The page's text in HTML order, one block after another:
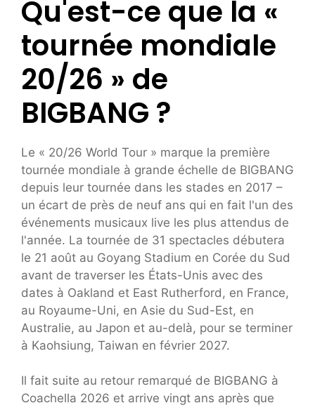
Qu'est-ce que la «
tournée mondiale
20/26 » de
BIGBANG ?
Le « 20/26 World Tour » marque la première
tournée mondiale à grande échelle de BIGBANG
depuis leur tournée dans les stades en 2017 –
un écart de près de neuf ans qui en fait l'un des
événements musicaux live les plus attendus de
l'année. La tournée de 31 spectacles débutera
le 21 août au Goyang Stadium en Corée du Sud
avant de traverser les États-Unis avec des
dates à Oakland et East Rutherford, en France,
au Royaume-Uni, en Asie du Sud-Est, en
Australie, au Japon et au-delà, pour se terminer
à Kaohsiung, Taiwan en février 2027.
Il fait suite au retour remarqué de BIGBANG à
Coachella 2026 et arrive vingt ans après que